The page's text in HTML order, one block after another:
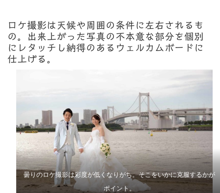
ロケ撮影は天候や周囲の条件に左右されるも
の。出来上がった写真の不本意な部分を個別
にレタッチし納得のあるウェルカムボードに
仕上げる。
曇りのロケ撮影は彩度が低くなりがち。そこをいかに克服するかが
ポイント。